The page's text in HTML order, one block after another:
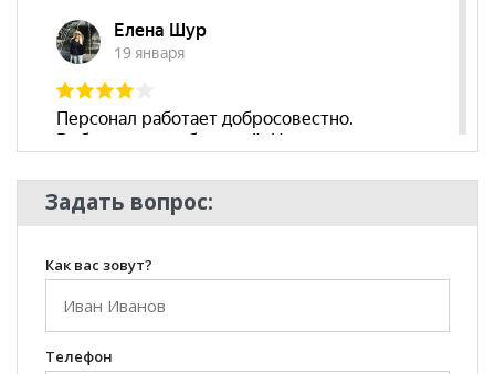
Задать вопрос:
Как вас зовут?
Телефон